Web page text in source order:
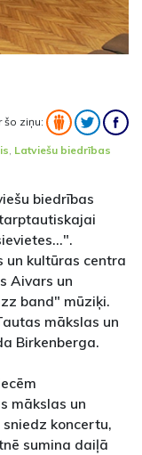
šo ziņu:
, Latviešu biedrības
biedrības
un kultūras centra
Aivars un
band" mūziķi.
mākslas un
Birkenberga.
mākslas un
koncertu,
sumina daiļā